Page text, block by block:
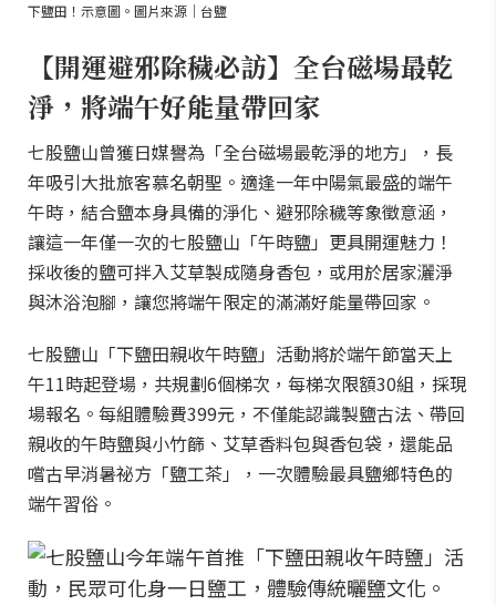
下鹽田！示意圖。圖片來源｜台鹽
【開運避邪除穢必訪】全台磁場最乾
淨，將端午好能量帶回家
七股鹽山曾獲日媒譽為「全台磁場最乾淨的地方」，長
年吸引大批旅客慕名朝聖。適逢一年中陽氣最盛的端午
午時，結合鹽本身具備的淨化、避邪除穢等象徵意涵，
讓這一年僅一次的七股鹽山「午時鹽」更具開運魅力！
採收後的鹽可拌入艾草製成隨身香包，或用於居家灑淨
與沐浴泡腳，讓您將端午限定的滿滿好能量帶回家。
七股鹽山「下鹽田親收午時鹽」活動將於端午節當天上
午11時起登場，共規劃6個梯次，每梯次限額30組，採現
場報名。每組體驗費399元，不僅能認識製鹽古法、帶回
親收的午時鹽與小竹篩、艾草香料包與香包袋，還能品
嚐古早消暑祕方「鹽工茶」，一次體驗最具鹽鄉特色的
端午習俗。